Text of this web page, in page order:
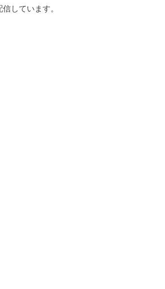
しています。